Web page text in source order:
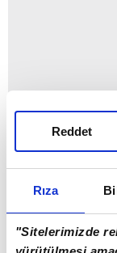
Rıza
"Sitelerimizde
Reddet